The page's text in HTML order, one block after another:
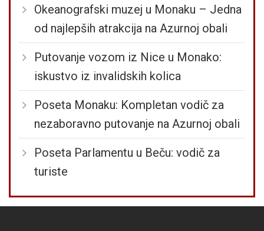
Okeanografski muzej u Monaku – Jedna
od najlepših atrakcija na Azurnoj obali
Putovanje vozom iz Nice u Monako:
iskustvo iz invalidskih kolica
Poseta Monaku: Kompletan vodič za
nezaboravno putovanje na Azurnoj obali
Poseta Parlamentu u Beču: vodič za
turiste